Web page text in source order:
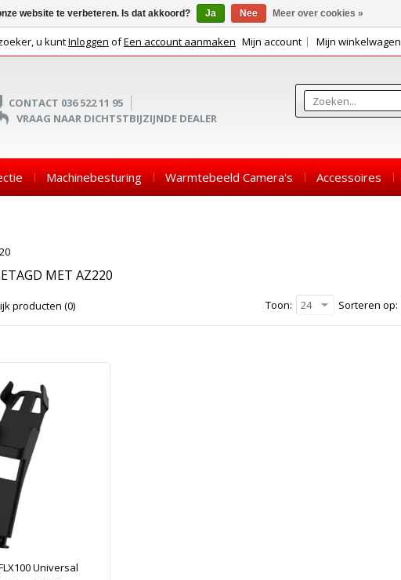
u kuntInloggen ofEen account aanmaken Mijn account Mijn winkelwagen
CONTACT 036 522 11 95
VRAAG NAAR DICHTSTBIJZIJNDE DEALER
Machinebesturing Warmtebeeld Camera's Accessoires
MET AZ220
producten (0) Sorteren op:
Toon: 24
Universal
website te verbeteren. Is dat akkoord? Ja Nee Meer over cookies »